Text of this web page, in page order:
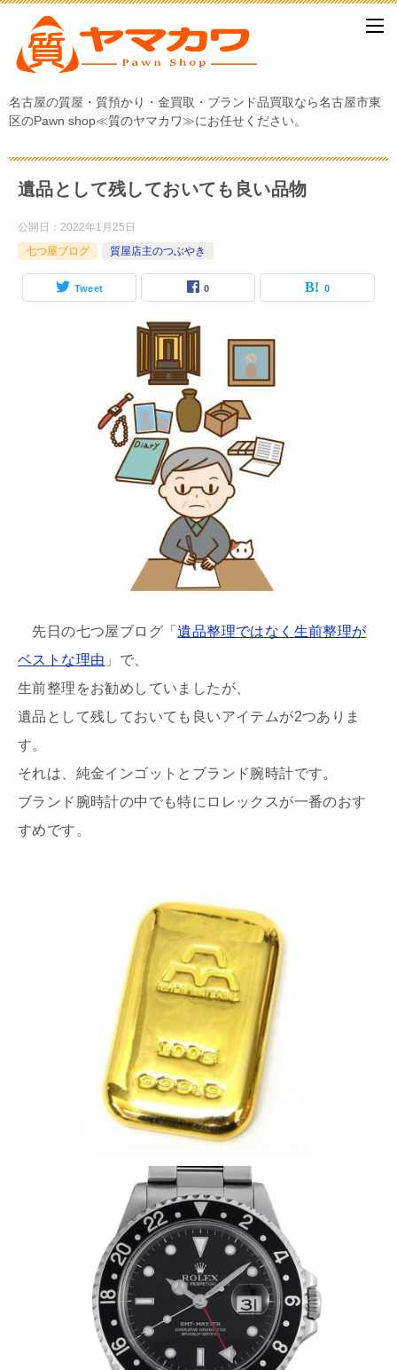
名古屋の質屋・質預かり・金買取・ブランド品買取なら名古屋市東
区のPawn shop≪質のヤマカワ≫にお任せください。
遺品として残しておいても良い品物
公開日： 2022年1月25日
七つ屋ブログ
質屋店主のつぶやき
Tweet 0 0
先日の七つ屋ブログ「遺品整理ではなく生前整理が
ベストな理由 」で、
生前整理をお勧めしていましたが、
遺品として残しておいても良いアイテムが2つありま
す。
それは、純金インゴットとブランド腕時計です。
ブランド腕時計の中でも特にロレックスが一番のおす
すめです。